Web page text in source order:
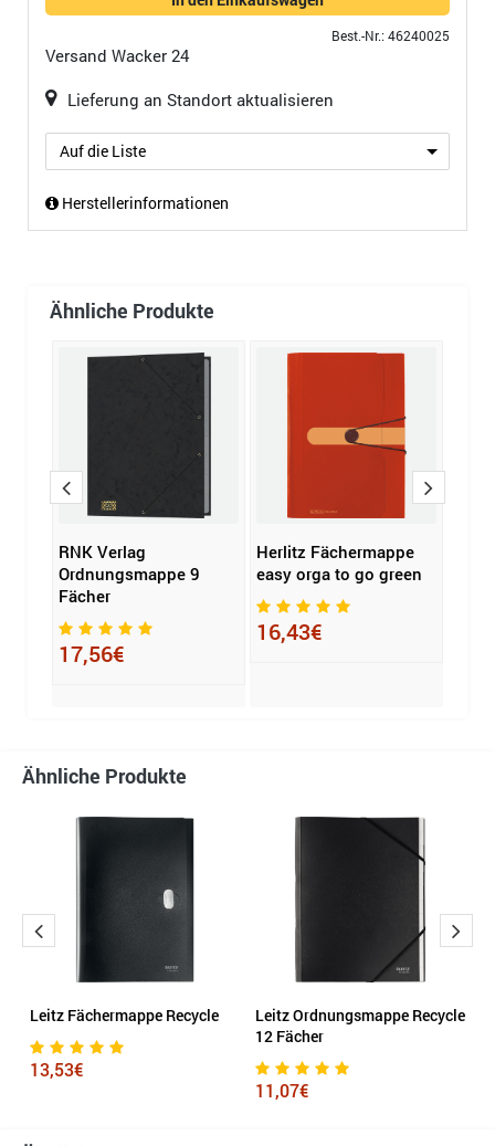
Best.-Nr.: 46240025
Versand Wacker 24
Lieferung an Standort aktualisieren
Auf die Liste
Herstellerinformationen
Ähnliche Produkte
RNK Verlag
Ordnungsmappe 9
Fächer
17,56€
Herlitz Fächermappe
easy orga to go green
16,43€
Ähnliche Produkte
Leitz Fächermappe Recycle
13,53€
Leitz Ordnungsmappe Recycle
12 Fächer
11,07€